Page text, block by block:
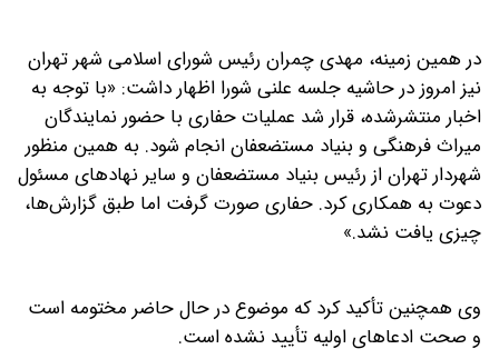
در همین زمینه، مهدی چمران رئیس شورای اسلامی شهر تهران
نیز امروز در حاشیه جلسه علنی شورا اظهار داشت: «با توجه به
اخبار منتشرشده، قرار شد عملیات حفاری با حضور نمایندگان
میراث فرهنگی و بنیاد مستضعفان انجام شود. به همین منظور
شهردار تهران از رئیس بنیاد مستضعفان و سایر نهادهای مسئول
دعوت به همکاری کرد. حفاری صورت گرفت اما طبق گزارش‌ها،
چیزی یافت نشد.»
وی همچنین تأکید کرد که موضوع در حال حاضر مختومه است
و صحت ادعاهای اولیه تأیید نشده است.